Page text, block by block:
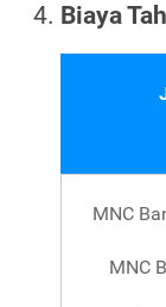
Biaya
MNC
MNC